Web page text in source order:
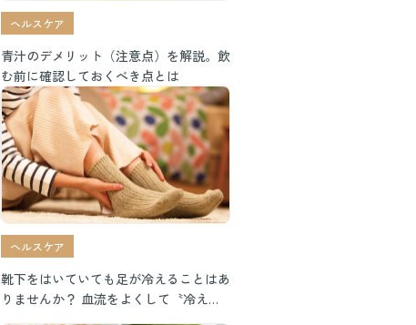
ヘルスケア
青汁のデメリット（注意点）を解説。飲
む前に確認しておくべき点とは
ヘルスケア
靴下をはいていても足が冷えることはあ
りませんか？ 血流をよくして〝冷えに